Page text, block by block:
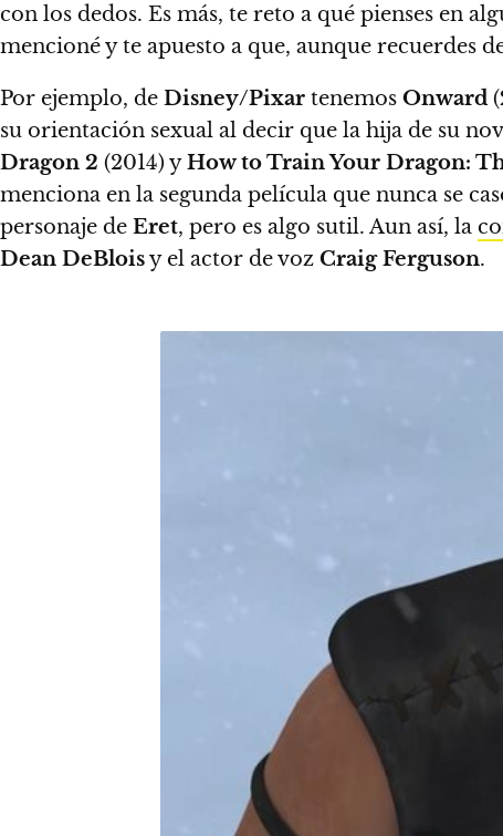
con los dedos. Es más, te reto a qué pienses en
mencioné y te apuesto a que, aunque recuerdes
Por ejemplo, de Disney/Pixar tenemos Onward (
su orientación sexual al decir que la hija de su
Dragon 2 (2014) yHow to Train Your Dragon:
menciona en la segunda película que nunca se
personaje de Eret, pero es algo sutil. Aun así, la
Dean DeBloisy el actor de voz Craig Ferguson.